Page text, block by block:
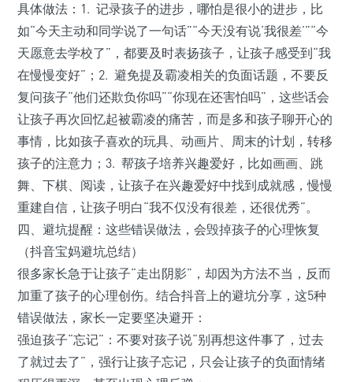
具体做法：1. 记录孩子的进步，哪怕是很小的进步，比
如“今天主动和同学说了一句话”“今天没有说‘我很差’”“今
天愿意去学校了”，都要及时表扬孩子，让孩子感受到“我
在慢慢变好”；2. 避免提及霸凌相关的负面话题，不要反
复问孩子“他们还欺负你吗”“你现在还害怕吗”，这些话会
让孩子再次回忆起被霸凌的痛苦，而是多和孩子聊开心的
事情，比如孩子喜欢的玩具、动画片、周末的计划，转移
孩子的注意力；3. 帮孩子培养兴趣爱好，比如画画、跳
舞、下棋、阅读，让孩子在兴趣爱好中找到成就感，慢慢
重建自信，让孩子明白“我不仅没有很差，还很优秀”。
四、避坑提醒：这些错误做法，会毁掉孩子的心理恢复
（抖音宝妈避坑总结）
很多家长急于让孩子“走出阴影”，却因为方法不当，反而
加重了孩子的心理创伤。结合抖音上的避坑分享，这5种
错误做法，家长一定要坚决避开：
强迫孩子“忘记”：不要对孩子说“别再想这件事了，过去
了就过去了”，强行让孩子忘记，只会让孩子的负面情绪